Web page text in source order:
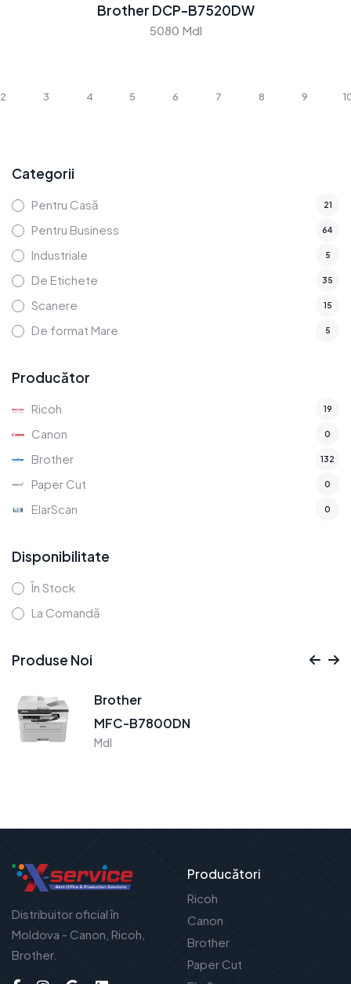
Brother DCP-B7520DW
5080 Mdl
2 3 4 5 6 7 8 9
Categorii
Pentru Casă 21
Pentru Business 64
Industriale 5
De Etichete 35
Scanere 15
De format Mare 5
Producător
Ricoh 19
Canon 0
Brother 132
Paper Cut 0
ElarScan 0
Disponibilitate
În Stock
La Comandă
Produse Noi
Brother
MFC-B7800DN
Mdl
Distribuitor oficial în
Moldova - Canon, Ricoh,
Brother.
Producători
Ricoh
Canon
Brother
Paper Cut